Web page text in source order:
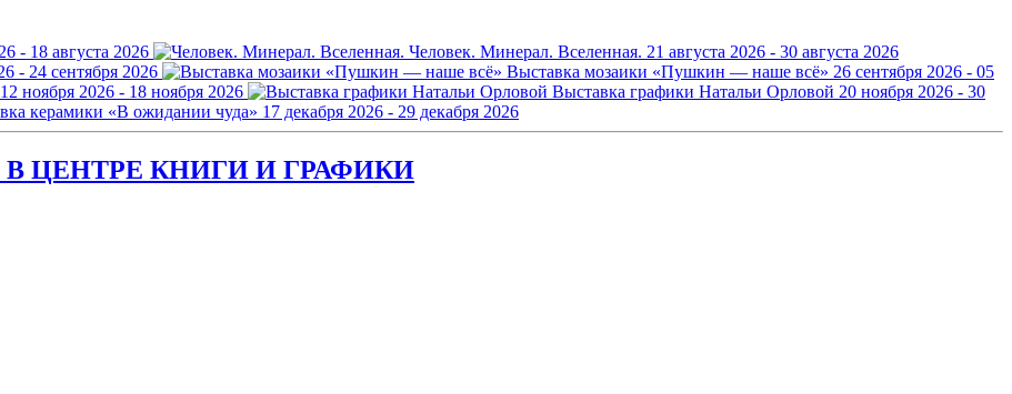
- 18 августа 2026 Человек. Минерал. Вселенная. 21 августа 2026 - 30 августа 2026
- 24 сентября 2026 Выставка мозаики «Пушкин — наше всё» 26 сентября 2026 - 05
12 ноября 2026 - 18 ноября 2026 Выставка графики Натальи Орловой 20 ноября 2026 - 30
керамики «В ожидании чуда» 17 декабря 2026 - 29 декабря 2026
ЦЕНТРЕ КНИГИ И ГРАФИКИ